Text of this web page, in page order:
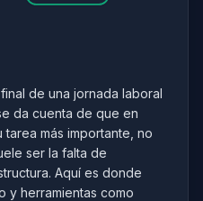
de una jornada laboral
da cuenta de que en
más importante, no
ser la falta de
Aquí es donde
y herramientas como